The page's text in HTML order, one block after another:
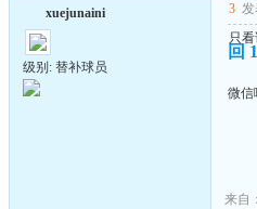
xuejunaini
级别: 替补球员
3 发
只
回
微信
来自